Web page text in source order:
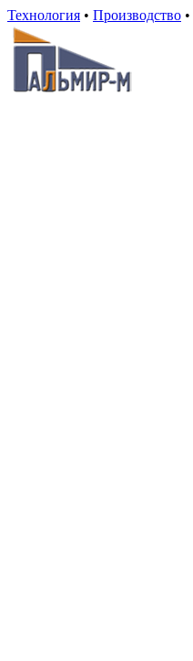
Технология • Производство •